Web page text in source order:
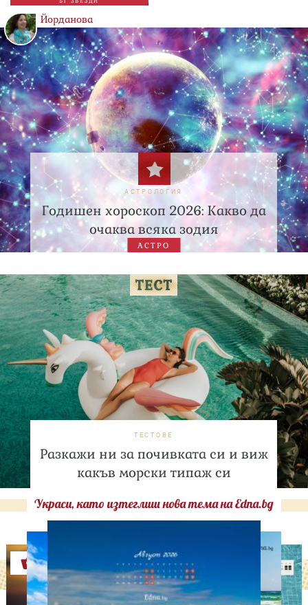
Йорданова
АСТРОЛОГИЯ
Годишен хороскоп 2026: Какво да
очаква всяка зодия
АСТРО
ТЕСТОВЕ
Разкажи ни за почивката си и виж
какъв морски типаж си
Украси, като изтеглиш нова тема на Edna.bg
Оферти